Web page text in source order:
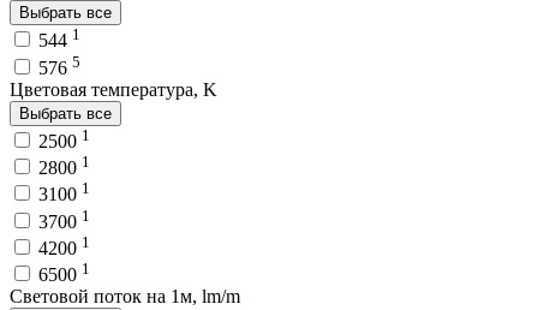
Выбрать все
544 1
576 5
Цветовая температура, K
Выбрать все
2500 1
2800 1
3100 1
3700 1
4200 1
6500 1
Световой поток на 1м, lm/m